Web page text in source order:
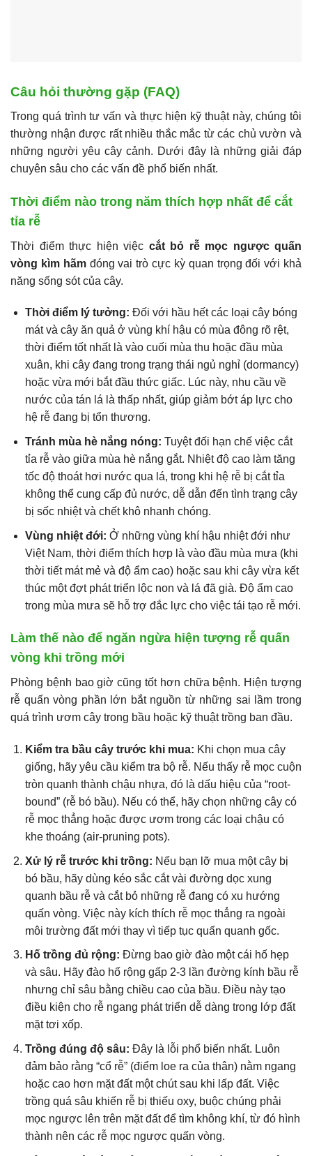
Câu hỏi thường gặp (FAQ)
Trong quá trình tư vấn và thực hiện kỹ thuật này, chúng tôi
thường nhận được rất nhiều thắc mắc từ các chủ vườn và
những người yêu cây cảnh. Dưới đây là những giải đáp
chuyên sâu cho các vấn đề phổ biến nhất.
Thời điểm nào trong năm thích hợp nhất để cắt
tỉa rễ
Thời điểm thực hiện việc cắt bỏ rễ mọc ngược quấn
vòng kìm hãmđóng vai trò cực kỳ quan trọng đối với khả
năng sống sót của cây.
Thời điểm lý tưởng: Đối với hầu hết các loại cây bóng
mát và cây ăn quả ở vùng khí hậu có mùa đông rõ rệt,
thời điểm tốt nhất là vào cuối mùa thu hoặc đầu mùa
xuân, khi cây đang trong trạng thái ngủ nghỉ (dormancy)
hoặc vừa mới bắt đầu thức giấc. Lúc này, nhu cầu về
nước của tán lá là thấp nhất, giúp giảm bớt áp lực cho
hệ rễ đang bị tổn thương.
Tránh mùa hè nắng nóng: Tuyệt đối hạn chế việc cắt
tỉa rễ vào giữa mùa hè nắng gắt. Nhiệt độ cao làm tăng
tốc độ thoát hơi nước qua lá, trong khi hệ rễ bị cắt tỉa
không thể cung cấp đủ nước, dễ dẫn đến tình trạng cây
bị sốc nhiệt và chết khô nhanh chóng.
Vùng nhiệt đới: Ở những vùng khí hậu nhiệt đới như
Việt Nam, thời điểm thích hợp là vào đầu mùa mưa (khi
thời tiết mát mẻ và độ ẩm cao) hoặc sau khi cây vừa kết
thúc một đợt phát triển lộc non và lá đã già. Độ ẩm cao
trong mùa mưa sẽ hỗ trợ đắc lực cho việc tái tạo rễ mới.
Làm thế nào để ngăn ngừa hiện tượng rễ quấn
vòng khi trồng mới
Phòng bệnh bao giờ cũng tốt hơn chữa bệnh. Hiện tượng
rễ quấn vòng phần lớn bắt nguồn từ những sai lầm trong
quá trình ươm cây trong bầu hoặc kỹ thuật trồng ban đầu.
Kiểm tra bầu cây trước khi mua: Khi chọn mua cây
giống, hãy yêu cầu kiểm tra bộ rễ. Nếu thấy rễ mọc cuộn
tròn quanh thành chậu nhựa, đó là dấu hiệu của “root-
bound” (rễ bó bầu). Nếu có thể, hãy chọn những cây có
rễ mọc thẳng hoặc được ươm trong các loại chậu có
khe thoáng (air-pruning pots).
Xử lý rễ trước khi trồng: Nếu bạn lỡ mua một cây bị
bó bầu, hãy dùng kéo sắc cắt vài đường dọc xung
quanh bầu rễ và cắt bỏ những rễ đang có xu hướng
quấn vòng. Việc này kích thích rễ mọc thẳng ra ngoài
môi trường đất mới thay vì tiếp tục quấn quanh gốc.
Hố trồng đủ rộng: Đừng bao giờ đào một cái hố hẹp
và sâu. Hãy đào hố rộng gấp 2-3 lần đường kính bầu rễ
nhưng chỉ sâu bằng chiều cao của bầu. Điều này tạo
điều kiện cho rễ ngang phát triển dễ dàng trong lớp đất
mặt tơi xốp.
Trồng đúng độ sâu: Đây là lỗi phổ biến nhất. Luôn
đảm bảo rằng “cổ rễ” (điểm loe ra của thân) nằm ngang
hoặc cao hơn mặt đất một chút sau khi lấp đất. Việc
trồng quá sâu khiến rễ bị thiếu oxy, buộc chúng phải
mọc ngược lên trên mặt đất để tìm không khí, từ đó hình
thành nên các rễ mọc ngược quấn vòng.